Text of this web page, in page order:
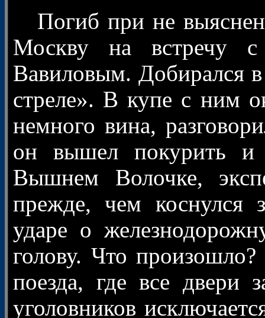
Погиб при не
Москву на встречу с
Вавиловым. Добирался
стреле». В купе с ним
немного вина,
он вышел покурить
Вышнем Волочке,
прежде, чем коснулся
ударе о
голову. Что
поезда, где все двери
уголовников